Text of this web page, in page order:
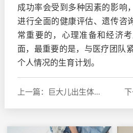
成功率会受到多种因素的影响
进行全面的健康评估、遗传咨
常重要的，心理准备和经济
面，最重要的是，与医疗团队
个人情况的生育计划。
上一篇：巨大儿出生体重，影响因素、风险与预防策略